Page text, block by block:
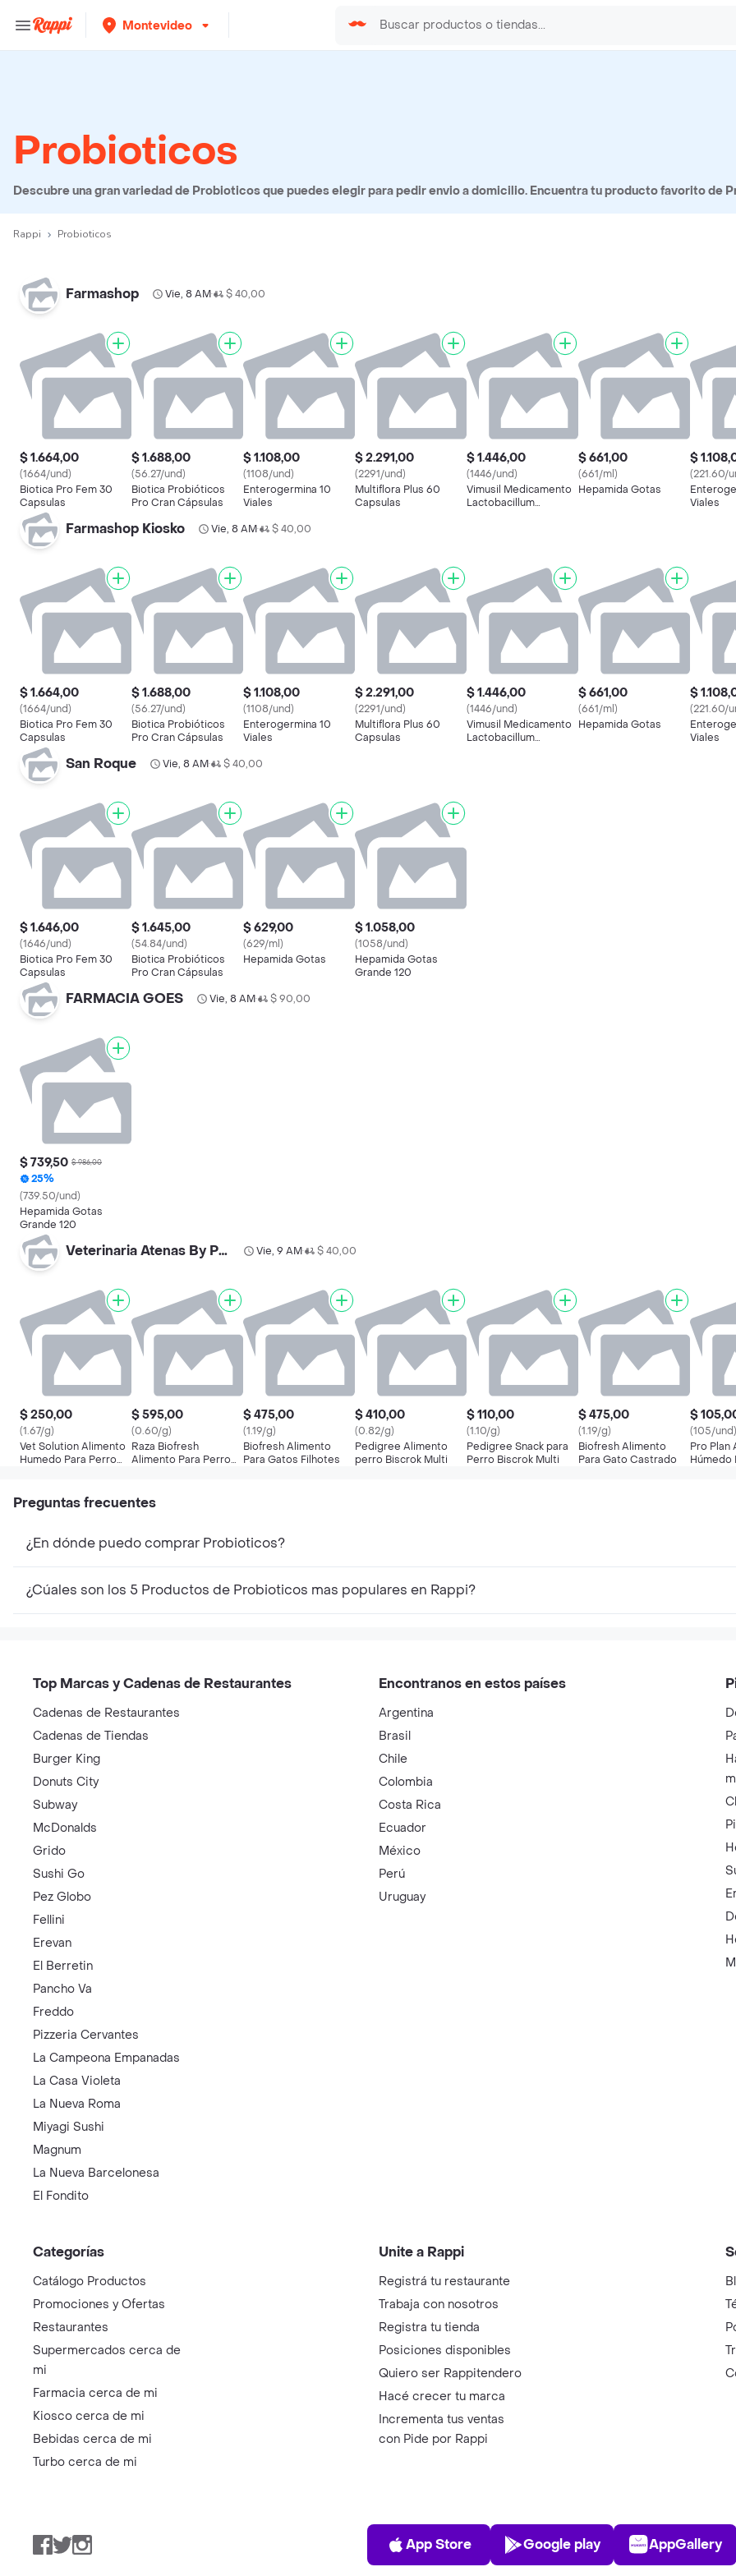
Montevideo
Probioticos
Descubre una gran variedad de Probioticos que puedes elegir para pedir envio a domicilio. Encuentra tu producto favorito de
Rappi Probioticos
Farmashop Vie, 8 AM• $ 40,00
$ 1.664,00
(1664/und)
Biotica Pro Fem 30
Capsulas
$ 1.688,00
(56.27/und)
Biotica Probióticos
Pro Cran Cápsulas
$ 1.108,00
(1108/und)
Enterogermina 10
Viales
$ 2.291,00
(2291/und)
Multiflora Plus 60
Capsulas
$ 1.446,00
(1446/und)
Vimusil Medicamento
Lactobacillum
$ 661,00
(661/ml)
Hepamida Gotas
$
(221.60/
Viales
Farmashop Kiosko Vie, 8 AM• $ 40,00
$ 1.664,00
(1664/und)
Biotica Pro Fem 30
Capsulas
$ 1.688,00
(56.27/und)
Biotica Probióticos
Pro Cran Cápsulas
$ 1.108,00
(1108/und)
Enterogermina 10
Viales
$ 2.291,00
(2291/und)
Multiflora Plus 60
Capsulas
$ 1.446,00
(1446/und)
Vimusil Medicamento
Lactobacillum
$ 661,00
(661/ml)
Hepamida Gotas
$
(221.60/
Viales
San Roque Vie, 8 AM• $ 40,00
$ 1.646,00
(1646/und)
Biotica Pro Fem 30
Capsulas
$ 1.645,00
(54.84/und)
Biotica Probióticos
Pro Cran Cápsulas
$ 629,00
(629/ml)
Hepamida Gotas
$ 1.058,00
(1058/und)
Hepamida Gotas
Grande 120
FARMACIA GOES Vie, 8 AM• $ 90,00
$ 739,50 $ 986,00
25%
(739.50/und)
Hepamida Gotas
Grande 120
Veterinaria Atenas By Palermo Vie, 9 AM• $ 40,00
$ 250,00
(1.67/g)
Vet Solution Alimento
Humedo Para Perro
$ 595,00
(0.60/g)
Raza Biofresh
Alimento Para Perro
$ 475,00
(1.19/g)
Biofresh Alimento
Para Gatos Filhotes
$ 410,00
(0.82/g)
Pedigree Alimento
perro Biscrok Multi
$ 110,00
(1.10/g)
Pedigree Snack para
Perro Biscrok Multi
$ 475,00
(1.19/g)
Biofresh Alimento
Para Gato Castrado
$
(105/und)
Pro Plan
Húmedo
Preguntas frecuentes
¿En dónde puedo comprar Probioticos?
¿Cúales son los 5 Productos de Probioticos mas populares en Rappi?
Top Marcas y Cadenas de Restaurantes
Cadenas de Restaurantes
Cadenas de Tiendas
Burger King
Donuts City
Subway
McDonalds
Grido
Sushi Go
Pez Globo
Fellini
Erevan
El Berretin
Pancho Va
Freddo
Pizzeria Cervantes
La Campeona Empanadas
La Casa Violeta
La Nueva Roma
Miyagi Sushi
Magnum
La Nueva Barcelonesa
El Fondito
Encontranos en estos países
Argentina
Brasil
Chile
Colombia
Costa Rica
Ecuador
México
Perú
Uruguay
Categorías
Catálogo Productos
Promociones y Ofertas
Restaurantes
Supermercados cerca de
mi
Farmacia cerca de mi
Kiosco cerca de mi
Bebidas cerca de mi
Turbo cerca de mi
Unite a Rappi
Registrá tu restaurante
Trabaja con nosotros
Registra tu tienda
Posiciones disponibles
Quiero ser Rappitendero
Hacé crecer tu marca
Incrementa tus ventas
con Pide por Rappi
Facebook
TwitterInstagram
App Store
App Store
Play Store
Google play AppGallery